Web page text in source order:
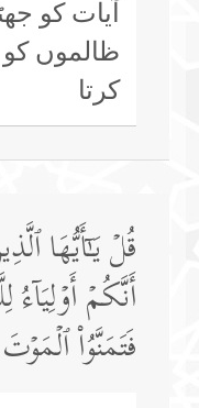
آیات کو
ظالموں کو
کرتا
قُلۡ یَـٰۤأَیُّهَا
أَنَّكُمۡ
فَتَمَنَّوُا۟